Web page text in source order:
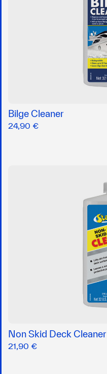
Bilge Cleaner
24,90 €
Non Skid Deck Cleaner
21,90 €